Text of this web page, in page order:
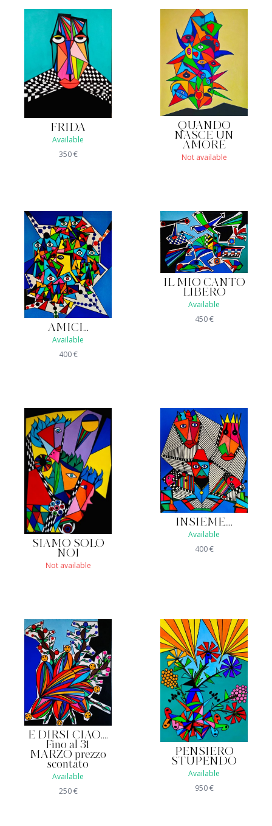
FRIDA
Available
350€
QUANDO
NASCE UN
AMORE
Not available
AMICI...
Available
400€
IL MIO CANTO
LIBERO
Available
450€
SIAMO SOLO
NOI
Not available
INSIEME....
Available
400€
E DIRSI CIAO....
Fino al 31
MARZO prezzo
scontato
Available
250€
PENSIERO
STUPENDO
Available
950€